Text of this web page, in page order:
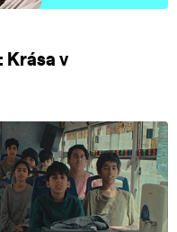
Krása v